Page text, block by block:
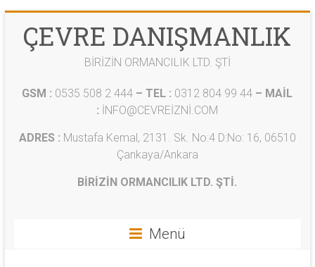
ÇEVRE DANIŞMANLIK
BİRİZİN ORMANCILIK LTD. ŞTİ
GSM : 0535 508 2 444 – TEL : 0312 804 99 44 – MAİL
: İNFO@CEVREİZNİ.COM
ADRES : Mustafa Kemal, 2131. Sk. No:4 D:No: 16, 06510
Çankaya/Ankara
BİRİZİN ORMANCILIK LTD. ŞTİ.
Menü